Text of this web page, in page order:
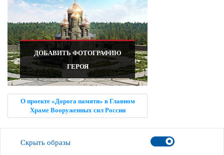
ДОБАВИТЬ ФОТОГРАФИЮ
ГЕРОЯ
О проекте «Дорога памяти» в Главном
Храме Вооруженных сил России
Скрыть образы